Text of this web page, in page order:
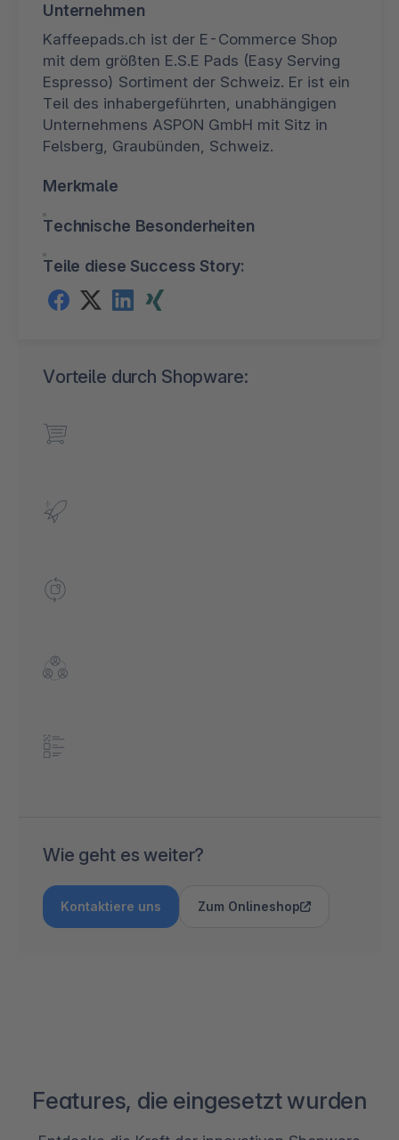
Unternehmen
Kaffeepads.ch ist der E-Commerce Shop
mit dem größten E.S.E Pads (Easy Serving
Espresso) Sortiment der Schweiz. Er ist ein
Teil des inhabergeführten, unabhängigen
Unternehmens ASPON GmbH mit Sitz in
Felsberg, Graubünden, Schweiz.
Merkmale
Technische Besonderheiten
Teile diese Success Story:
Vorteile durch Shopware:
Wie geht es weiter?
Kontaktiere uns Zum Onlineshop
Features, die eingesetzt wurden